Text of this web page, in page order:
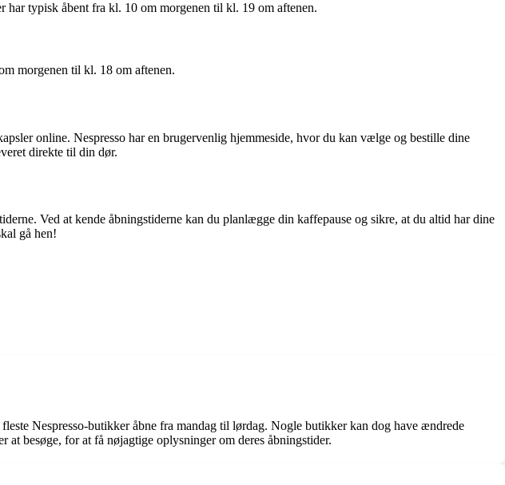
typisk åbent fra kl. 10 om morgenen til kl. 19 om aftenen.
morgenen til kl. 18 om aftenen.
online. Nespresso har en brugervenlig hjemmeside, hvor du kan vælge og bestille dine
direkte til din dør.
Ved at kende åbningstiderne kan du planlægge din kaffepause og sikre, at du altid har dine
gå hen!
Nespresso-butikker åbne fra mandag til lørdag. Nogle butikker kan dog have ændrede
besøge, for at få nøjagtige oplysninger om deres åbningstider.